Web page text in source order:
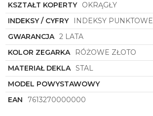
KSZTAŁT KOPERTY OKRĄGŁY
INDEKSY / CYFRY
INDEKSY PUNKTOWE
GWARANCJA 2 LATA
KOLOR ZEGARKA
RÓŻOWE ZŁOTO
MATERIAŁ DEKLA STAL
MODEL POWYSTAWOWY
EAN
7613270000000